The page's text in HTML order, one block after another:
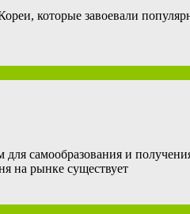
которые завоевали
самообразования и
на рынке существует